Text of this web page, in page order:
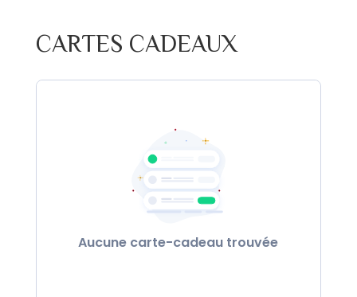
CARTES CADEAUX
Aucune carte-cadeau trouvée